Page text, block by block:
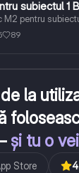
subiectul 1
M2 pentru
89
la
și tu o
Store